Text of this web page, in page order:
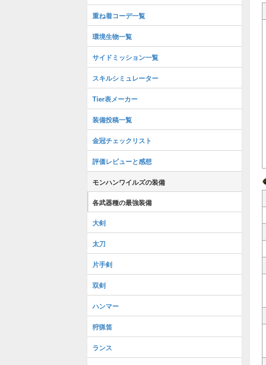
重ね着コーデ一覧
環境生物一覧
サイドミッション一覧
スキルシミュレーター
Tier表メーカー
装備投稿一覧
金冠チェックリスト
評価レビューと感想
モンハンワイルズの装備
各武器種の最強装備
大剣
太刀
片手剣
双剣
ハンマー
狩猟笛
ランス